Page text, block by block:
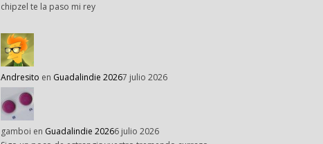
chipzel te la paso mi rey
Andresito en Guadalindie 20267 julio 2026
gamboi en Guadalindie 20266 julio 2026